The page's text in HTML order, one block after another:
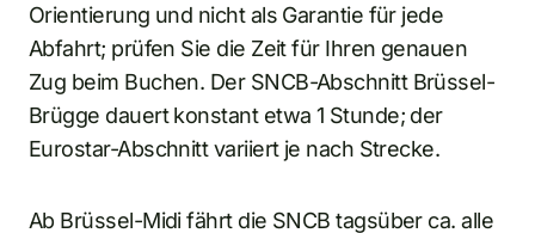
Orientierung und nicht als Garantie für jede
Abfahrt; prüfen Sie die Zeit für Ihren genauen
Zug beim Buchen. Der SNCB-Abschnitt Brüssel-
Brügge dauert konstant etwa 1 Stunde; der
Eurostar-Abschnitt variiert je nach Strecke.
Ab Brüssel-Midi fährt die SNCB tagsüber ca. alle